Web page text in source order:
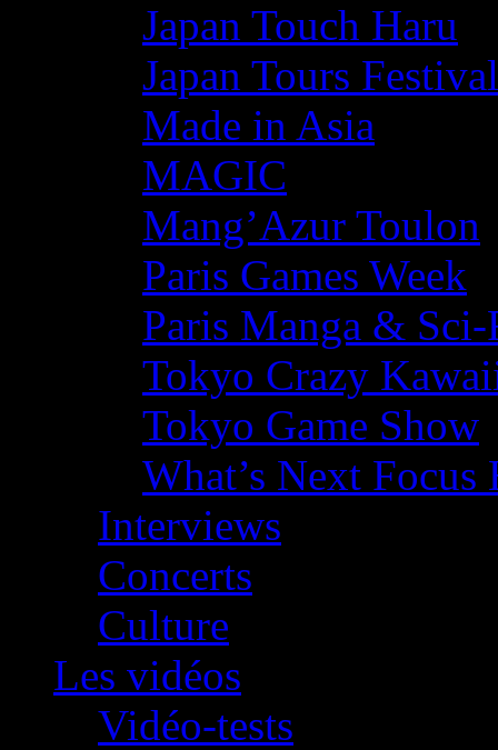
Japan Touch Haru
Japan Tours Festival
Made in Asia
MAGIC
Mang’Azur Toulon
Paris Games Week
Paris Manga &
Tokyo Crazy
Tokyo Game Show
What’s Next
Interviews
Concerts
Culture
Les vidéos
Vidéo-tests